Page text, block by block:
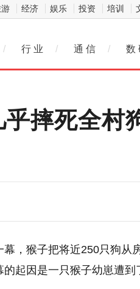
经济 娱乐 投资 培训
/ 行 业 / 通 信 / 数
摔死全村
，猴子把将近250只狗从
起因是一只猴子幼崽遭